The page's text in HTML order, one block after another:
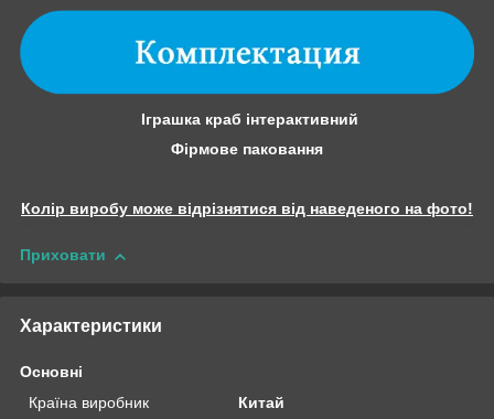
Іграшка краб інтерактивний
Фірмове паковання
Колір виробу може відрізнятися від наведеного на фото!
Приховати
Характеристики
Основні
Країна виробник
Китай